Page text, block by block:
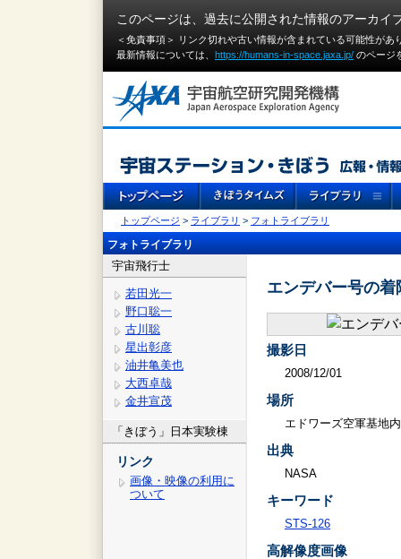
このページは、過去に公開された情報のアーカイ
＜免責事項＞ リンク切れや古い情報が含まれている可能性が
最新情報については、 https://humans-in-space.jaxa.jp/ のページ
トップページ > ライブラリ > フォトライブラリ
フォトライブラリ
宇宙飛行士
若田光一
野口聡一
古川聡
星出彰彦
油井亀美也
大西卓哉
金井宣茂
「きぼう」日本実験棟
リンク
画像・映像の利用に
ついて
エンデバー号の
撮影日
2008/12/01
場所
エドワーズ空軍基地
出典
NASA
キーワード
STS-126
高解像度画像